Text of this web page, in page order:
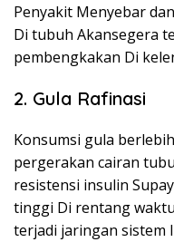
Penyakit Menyebar
Di tubuh Akansegera
pembengkakan Di
2. Gula Rafinasi
Konsumsi gula
pergerakan cairan
resistensi insulin
tinggi Di rentang
terjadi jaringan sistem